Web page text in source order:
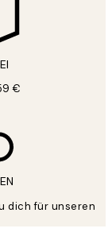
€
dich für unseren